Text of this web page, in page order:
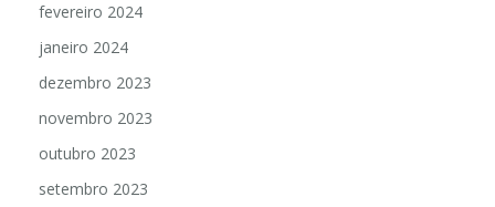
fevereiro 2024
janeiro 2024
dezembro 2023
novembro 2023
outubro 2023
setembro 2023